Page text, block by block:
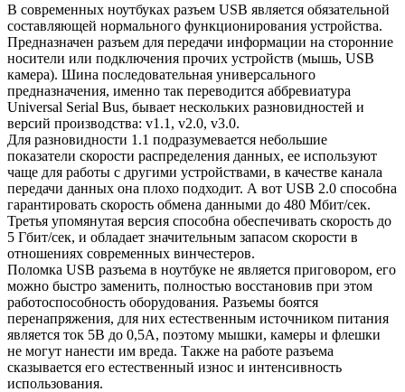
В современных ноутбуках разъем USB является обязательной
составляющей нормального функционирования устройства.
Предназначен разъем для передачи информации на сторонние
носители или подключения прочих устройств (мышь, USB
камера). Шина последовательная универсального
предназначения, именно так переводится аббревиатура
Universal Serial Bus, бывает нескольких разновидностей и
версий производства: v1.1, v2.0, v3.0.
Для разновидности 1.1 подразумевается небольшие
показатели скорости распределения данных, ее используют
чаще для работы с другими устройствами, в качестве канала
передачи данных она плохо подходит. А вот USB 2.0 способна
гарантировать скорость обмена данными до 480 Мбит/сек.
Третья упомянутая версия способна обеспечивать скорость до
5 Гбит/сек, и обладает значительным запасом скорости в
отношениях современных винчестеров.
Поломка USB разъема в ноутбуке не является приговором, его
можно быстро заменить, полностью восстановив при этом
работоспособность оборудования. Разъемы боятся
перенапряжения, для них естественным источником питания
является ток 5В до 0,5А, поэтому мышки, камеры и флешки
не могут нанести им вреда. Также на работе разъема
сказывается его естественный износ и интенсивность
использования.